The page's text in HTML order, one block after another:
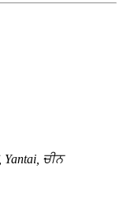
Yantai, ਚੀਨ